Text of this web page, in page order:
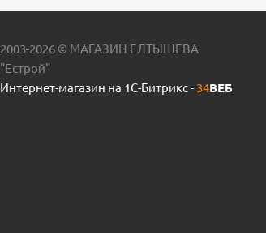
2003-2026 © МАГАЗИН ЕЛТЫШЕВА
"Естрой"
Интернет-магазин на 1С-Битрикс - 34ВЕБ